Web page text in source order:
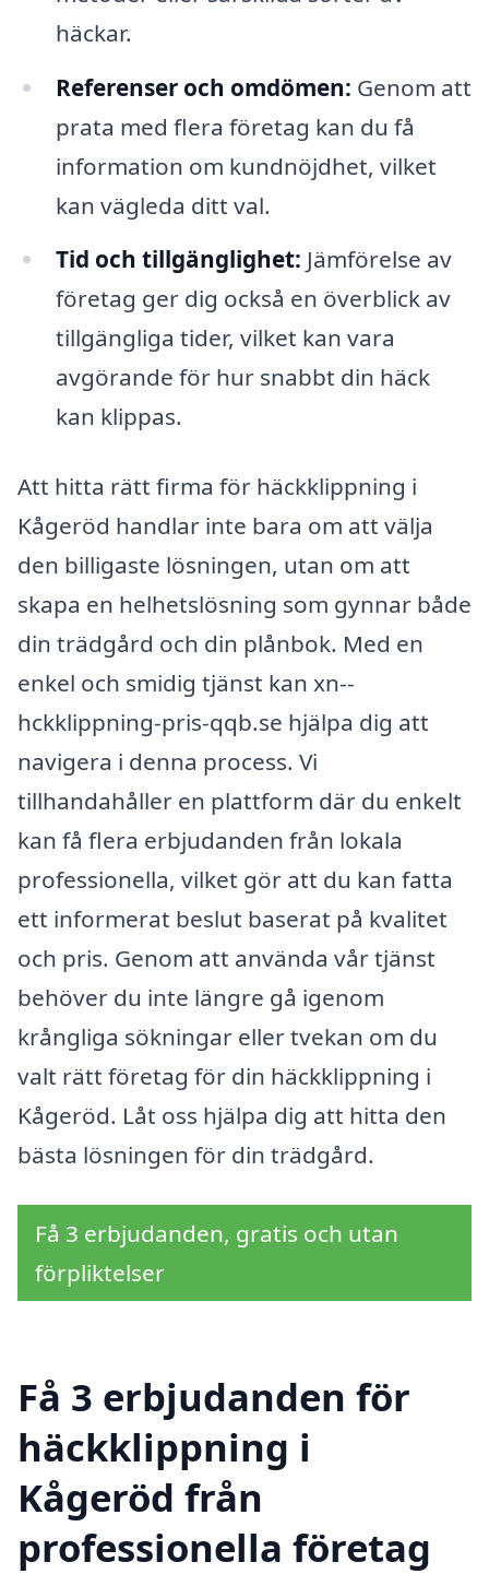
häckar.
Referenser och omdömen: Genom att
prata med flera företag kan du få
information om kundnöjdhet, vilket
kan vägleda ditt val.
Tid och tillgänglighet: Jämförelse av
företag ger dig också en överblick av
tillgängliga tider, vilket kan vara
avgörande för hur snabbt din häck
kan klippas.
Att hitta rätt firma för häckklippning i
Kågeröd handlar inte bara om att välja
den billigaste lösningen, utan om att
skapa en helhetslösning som gynnar både
din trädgård och din plånbok. Med en
enkel och smidig tjänst kan xn--
hckklippning-pris-qqb.se hjälpa dig att
navigera i denna process. Vi
tillhandahåller en plattform där du enkelt
kan få flera erbjudanden från lokala
professionella, vilket gör att du kan fatta
ett informerat beslut baserat på kvalitet
och pris. Genom att använda vår tjänst
behöver du inte längre gå igenom
krångliga sökningar eller tvekan om du
valt rätt företag för din häckklippning i
Kågeröd. Låt oss hjälpa dig att hitta den
bästa lösningen för din trädgård.
Få 3 erbjudanden, gratis och utan
förpliktelser
Få 3 erbjudanden för
häckklippning i
Kågeröd från
professionella företag